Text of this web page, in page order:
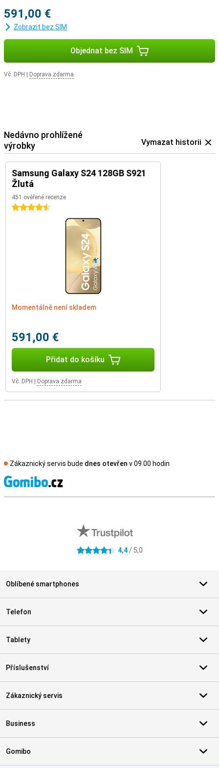
591,00 €
Zobrazit bez SIM
Objednat bez SIM
Vč. DPH Doprava zdarma
Nedávno prohlížené
výrobky
Vymazat historii
Samsung Galaxy S24 128GB S921
Žlutá
451 ověřené recenze
4.5 hvězdičky
Momentálně není skladem
591,00 €
Přidat do košíku
Vč. DPH Doprava zdarma
Zákaznický servis bude dnes otevřen v 09.00 hodin
4.4 hvězdičky4,4/ 5,0
Oblíbené smartphones
Telefon
Tablety
Příslušenství
Zákaznický servis
Business
Gomibo